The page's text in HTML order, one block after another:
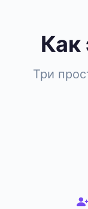
Как
Три